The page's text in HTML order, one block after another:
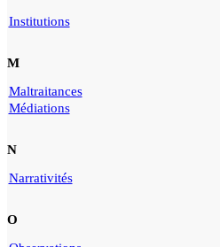
Institutions
M
Maltraitances
Médiations
N
Narrativités
O